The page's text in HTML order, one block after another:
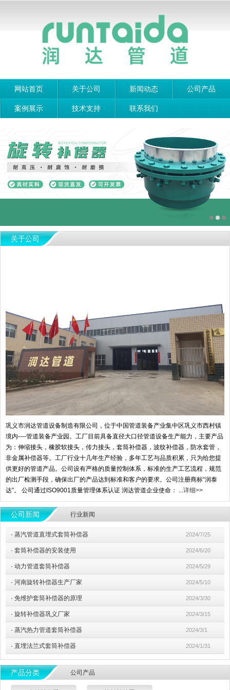
网站首页 关于公司 新闻动态 公司产品
案例展示 技术支持 联系我们
关于公司
巩义市润达管道设备制造有限公司，位于中国管道装备产业集中区巩义市西村镇
境内----管道装备产业园。工厂目前具备直径大口径管道设备生产能力，主要产品
为：伸缩接头，橡胶软接头，传力接头，套筒补偿器，波纹补偿器，防水套管，
非金属补偿器等。工厂行业十几年生产经验，多年工艺与品质积累，只为给您提
供更好的管道产品。公司设有严格的质量控制体系，标准的生产工艺流程，规范
的出厂检测手段，确保出厂的产品达到标准和客户的要求。公司注册商标“润泰
达”。 公司通过ISO9001质量管理体系认证 润达管道企业使命： ... 详细>>
公司新闻 行业新闻
· 蒸汽管道直埋式套筒补偿器 2024/7/25
· 套筒补偿器的安装使用 2024/6/20
· 动力管道套筒补偿器 2024/5/29
· 河南旋转补偿器生产厂家 2024/5/10
· 免维护套筒补偿器的原理 2024/3/30
· 旋转补偿器巩义厂家 2024/3/15
· 蒸汽热力管道套筒补偿器 2024/3/1
· 直埋法兰式套筒补偿器 2024/1/31
产品分类 公司产品